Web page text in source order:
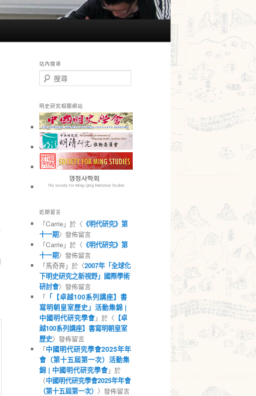
站內搜尋
搜
尋
明史研究相關網站
近期留言
「Carrie」於〈 《明代研究》第
十一期〉發佈留言
「Carrie」於〈 《明代研究》第
十一期〉發佈留言
「馬奇奔」於〈2007年「全球化
下明史研究之新視野」國際學術
研討會〉發佈留言
「 「【卓越100系列講座】書
寫明朝皇室歷史」活動集錦 |
中國明代研究學會」於〈 【卓
越100系列講座】書寫明朝皇室
歷史〉發佈留言
「中國明代研究學會2025年年
會（第十五屆第一次）活動集
錦 | 中國明代研究學會」於
〈中國明代研究學會2025年年會
（第十五屆第一次） 〉發佈留言